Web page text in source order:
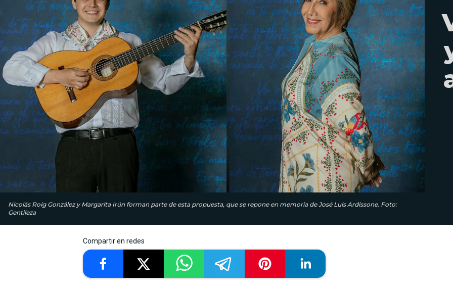
Nicolás Roig González y Margarita Irún forman parte de esta propuesta, que se repone en memoria de José Luis Ardissone. Foto:
Gentileza
Compartir en redes